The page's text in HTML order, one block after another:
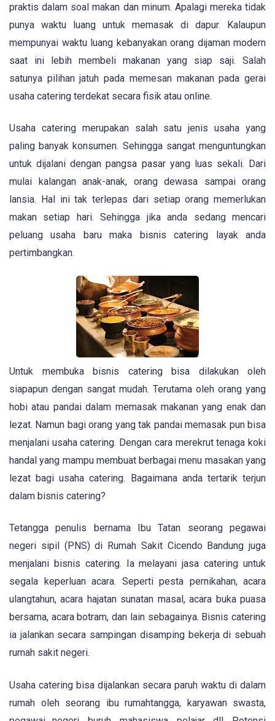
praktis dalam soal makan dan minum. Apalagi mereka tidak
punya waktu luang untuk memasak di dapur. Kalaupun
mempunyai waktu luang kebanyakan orang dijaman modern
saat ini lebih membeli makanan yang siap saji. Salah
satunya pilihan jatuh pada memesan makanan pada gerai
usaha catering terdekat secara fisik atau online.
Usaha catering merupakan salah satu jenis usaha yang
paling banyak konsumen. Sehingga sangat menguntungkan
untuk dijalani dengan pangsa pasar yang luas sekali. Dari
mulai kalangan anak-anak, orang dewasa sampai orang
lansia. Hal ini tak terlepas dari setiap orang memerlukan
makan setiap hari. Sehingga jika anda sedang mencari
peluang usaha baru maka bisnis catering layak anda
pertimbangkan.
Untuk membuka bisnis catering bisa dilakukan oleh
siapapun dengan sangat mudah. Terutama oleh orang yang
hobi atau pandai dalam memasak makanan yang enak dan
lezat. Namun bagi orang yang tak pandai memasak pun bisa
menjalani usaha catering. Dengan cara merekrut tenaga koki
handal yang mampu membuat berbagai menu masakan yang
lezat bagi usaha catering. Bagaimana anda tertarik terjun
dalam bisnis catering?
Tetangga penulis bernama Ibu Tatan seorang pegawai
negeri sipil (PNS) di Rumah Sakit Cicendo Bandung juga
menjalani bisnis catering. Ia melayani jasa catering untuk
segala keperluan acara. Seperti pesta pernikahan, acara
ulangtahun, acara hajatan sunatan masal, acara buka puasa
bersama, acara botram, dan lain sebagainya. Bisnis catering
ia jalankan secara sampingan disamping bekerja di sebuah
rumah sakit negeri.
Usaha catering bisa dijalankan secara paruh waktu di dalam
rumah oleh seorang ibu rumahtangga, karyawan swasta,